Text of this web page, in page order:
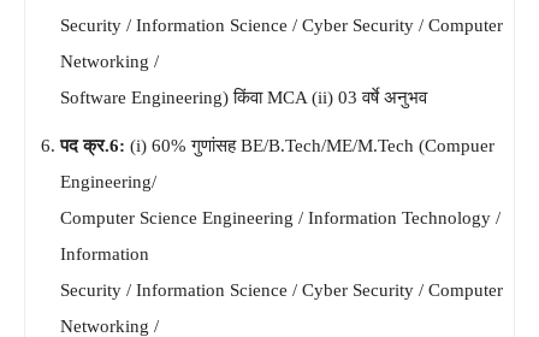
Security / Information Science / Cyber Security / Computer
Networking /
Software Engineering) किंवा MCA (ii) 03 वर्षे अनुभव
पद क्र.6: (i) 60% गुणांसह BE/B.Tech/ME/M.Tech (Compuer
Engineering/
Computer Science Engineering / Information Technology /
Information
Security / Information Science / Cyber Security / Computer
Networking /